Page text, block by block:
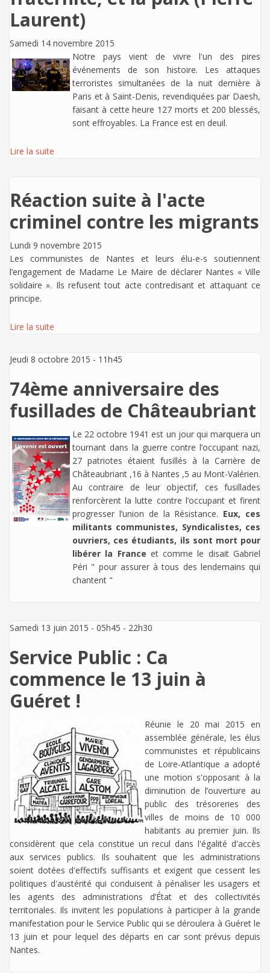
Laurent)
Samedi 14 novembre 2015
Notre pays vient de vivre l'un des pires
événements de son histoire. Les attaques
terroristes simultanées de la nuit dernière à
Paris et à Saint-Denis, revendiquées par Daesh,
faisant à cette heure 127 morts et 200 blessés,
sont effroyables. La France est en deuil.
Lire la suite
Réaction suite à l'acte
criminel contre les migrants
Lundi 9 novembre 2015
Les communistes de Nantes et leurs élu-e-s soutiennent
l’engagement de Madame Le Maire de déclarer Nantes « Ville
solidaire ». Ils refusent tout acte contredisant et attaquant ce
principe.
Lire la suite
Jeudi 8 octobre 2015 - 11h45
74ème anniversaire des
fusillades de Châteaubriant
Le 22 octobre 1941 est un jour qui marquera un
tournant dans la guerre contre l’occupant nazi,
27 patriotes étaient fusillés à la Carrière de
Châteaubriant ,16 à Nantes ,5 au Mont-Valérien.
Au contraire de leur objectif, ces fusillades
renforcèrent la lutte contre l’occupant et firent
progresser l’union de la Résistance. Eux, ces
militants communistes, Syndicalistes, ces
ouvriers, ces étudiants, ils sont mort pour
libérer la France et comme le disait Gabriel
Péri " pour assurer à tous des lendemains qui
chantent "
Samedi 13 juin 2015 - 05h45 - 22h30
Service Public : Ca
commence le 13 juin à
Guéret !
Réunie le 20 mai 2015 en
assemblée générale, les élus
communistes et républicains
de Loire-Atlantique a adopté
une motion s'opposant à la
diminution de l’ouverture au
public des trésoreries des
villes de moins de 10 000
habitants au premier juin. Ils
considèrent que cela constitue un recul dans l'égalité d'accès
aux services publics. Ils souhaitent que les administrations
soient dotées d'effectifs suffisants et exigent que cessent les
politiques d'austérité qui conduisent à pénaliser les usagers et
les agents des administrations d’État et des collectivités
territoriales. Ils invitent les populations à participer à la grande
manifestation pour le Service Public qui se déroulera à Guéret le
13 juin et pour lequel des départs en car sont prévus depuis
Nantes.